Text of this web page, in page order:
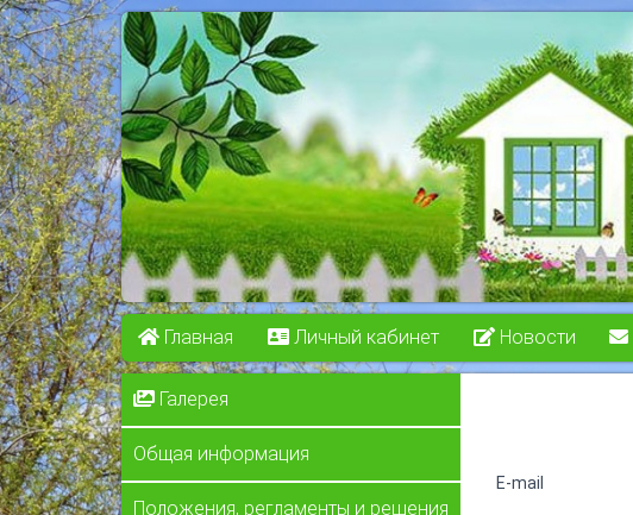
Главная Личный кабинет Новости
Галерея
Общая информация
Положения, регламенты и решения
E-mail